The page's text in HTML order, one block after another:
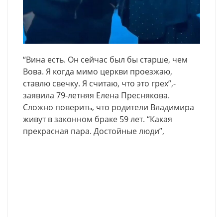
“Вина есть. Он сейчас был бы старше, чем
Вова. Я когда мимо церкви проезжаю,
ставлю свечку. Я считаю, что это грех”,-
заявила 79-летняя Елена Преснякова.
Сложно поверить, что родители Владимира
живут в законном браке 59 лет. “Какая
прекрасная пара. Достойные люди”,